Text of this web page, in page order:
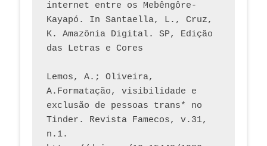
internet entre os Mebêngôre-
Kayapó. In Santaella, L., Cruz,
K. Amazônia Digital. SP, Edição
das Letras e Cores
Lemos, A.; Oliveira,
A.Formatação, visibilidade e
exclusão de pessoas trans* no
Tinder. Revista Famecos, v.31,
n.1.